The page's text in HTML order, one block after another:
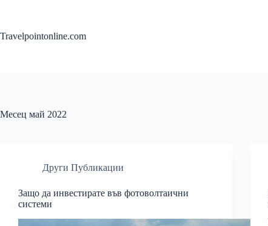
Travelpointonline.com
Месец май 2022
Други Публикации
Защо да инвестирате във фотоволтаични
системи